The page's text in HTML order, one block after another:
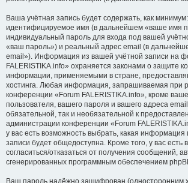
Ваша учётная запись будет содержать, как
идентифицируемое имя (в дальнейшем «ваше имя
индивидуальный пароль для входа под вашей
«ваш пароль») и реальный адрес email (в
email»). Информация из вашей учётной записи на
FALERISTIKA.info» охраняется законами о защите
информации, применяемыми в стране,
хостинга. Любая информация, запрашиваемая при
конференции «Forum FALERISTIKA.info», кроме
пользователя, вашего пароля и вашего адреса
обязательной, так и необязательной к
администрации конференции «Forum
у вас есть возможность выбрать, какая информация
записи будет общедоступна. Кроме того, у вас есть
согласиться/отказаться от получения сообщений,
сгенерированных программным обеспечением
Ваш пароль надёжно зашифрован (односторонним